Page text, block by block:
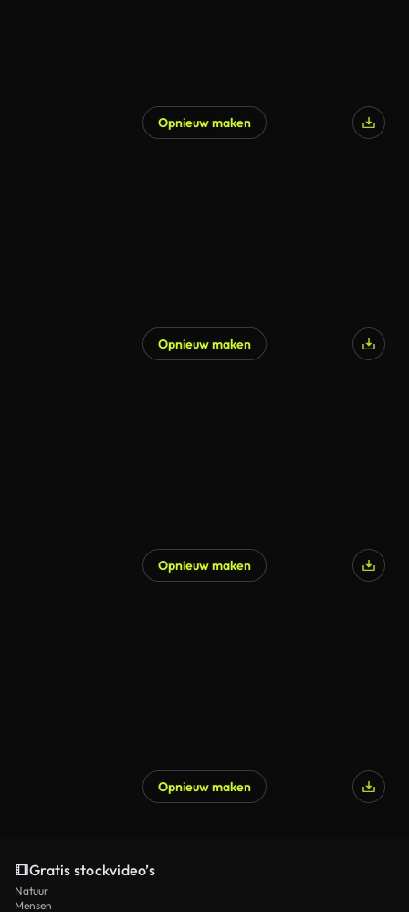
Opnieuw maken
Opnieuw maken
Opnieuw maken
Opnieuw maken
Gratis stockvideo’s
Natuur
Mensen